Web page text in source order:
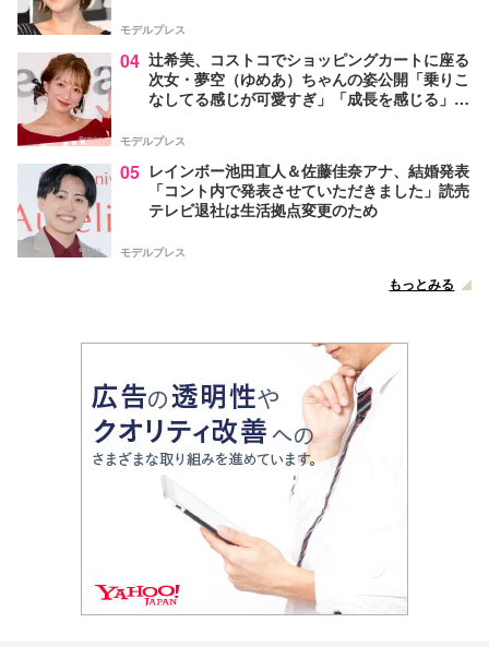
モデルプレス
04 辻希美、コストコでショッピングカートに座る
次女・夢空（ゆめあ）ちゃんの姿公開「乗りこ
なしてる感じが可愛すぎ」「成長を感じる」の
モデルプレス
05 レインボー池田直人＆佐藤佳奈アナ、結婚発表
「コント内で発表させていただきました」読売
テレビ退社は生活拠点変更のため
モデルプレス
もっとみる